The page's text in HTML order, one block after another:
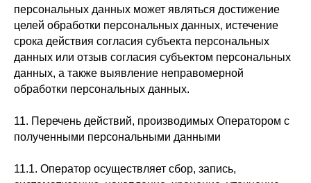
персональных данных может являться достижение
целей обработки персональных данных, истечение
срока действия согласия субъекта персональных
данных или отзыв согласия субъектом персональных
данных, а также выявление неправомерной
обработки персональных данных.
11. Перечень действий, производимых Оператором с
полученными персональными данными
11.1. Оператор осуществляет сбор, запись,